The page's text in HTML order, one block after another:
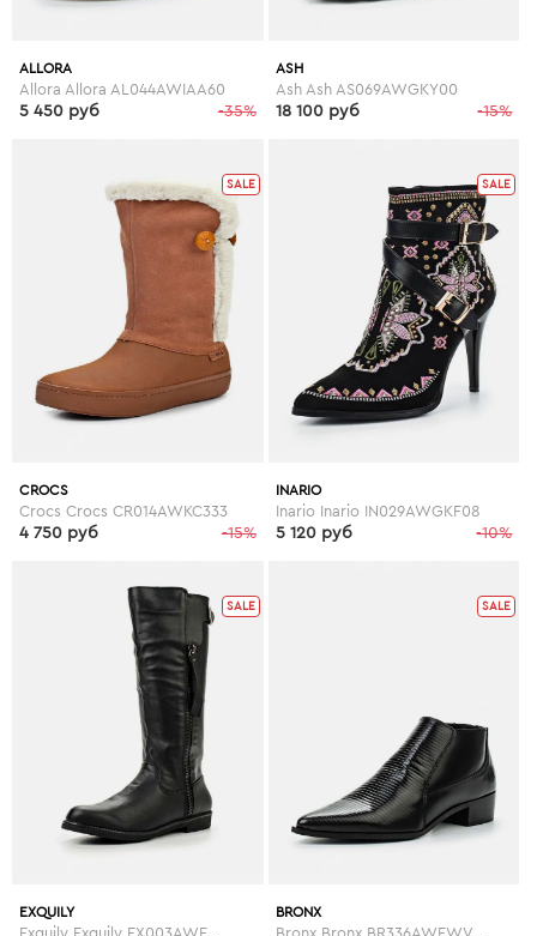
ALLORA
Allora Allora AL044AWIAA60
-35%
5 450 руб
ASH
Ash Ash AS069AWGKY00
-15%
18 100 руб
SALE
CROCS
Crocs Crocs CR014AWKC333
-15%
4 750 руб
SALE
INARIO
Inario Inario IN029AWGKF08
-10%
5 120 руб
SALE
EXQUILY
SALE
BRONX